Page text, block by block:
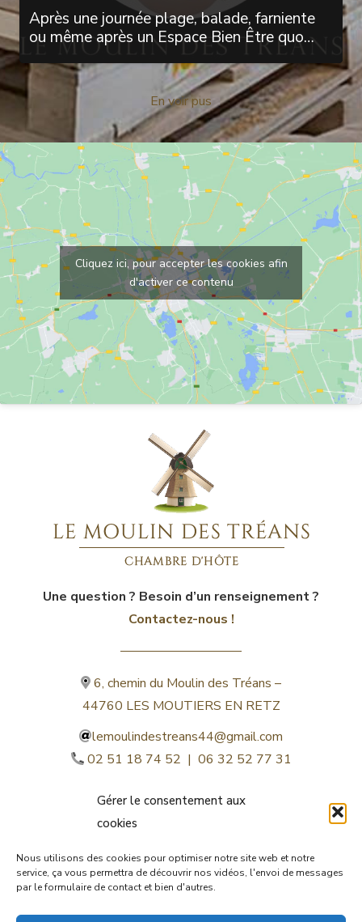
Gérer le consentement aux
cookies
Nous utilisons des cookies pour optimiser notre site web et notre
service, ça vous permettra de découvrir nos vidéos, l'envoi de messages
par le formulaire de contact et bien d'autres.
Après une journée plage, balade, farniente
ou même après un Espace Bien Être quo…
En voir pus
Cliquez ici, pour accepter les cookies afin
d'activer ce contenu
Une question ? Besoin d’un renseignement ?
Contactez-nous !
6, chemin du Moulin des Tréans –
44760 LES MOUTIERS EN RETZ
lemoulindestreans44@gmail.com
02 51 18 74 52 | 06 32 52 77 31
©lemoulindestreans.fr